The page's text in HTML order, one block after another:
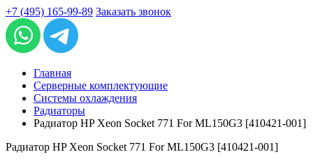
+7 (495) 165-99-89 Заказать звонок
Главная
Серверные комплектующие
Системы охлаждения
Радиаторы
Радиатор HP Xeon Socket 771 For ML150G3 [410421-001]
Радиатор HP Xeon Socket 771 For ML150G3 [410421-001]